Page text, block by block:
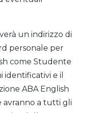
un indirizzo di
personale per
come Studente
e il
ABA English
avranno a tutti gli